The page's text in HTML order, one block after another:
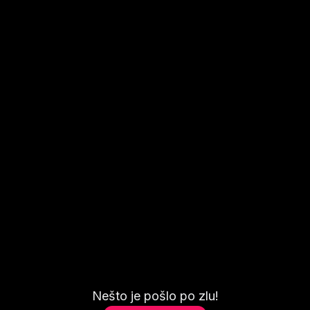
Nešto je pošlo po zlu!